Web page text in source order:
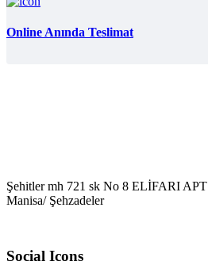
Online Anında Teslimat
Şehitler mh 721 sk No 8 ELİFARI APT
Manisa/ Şehzadeler
Social Icons